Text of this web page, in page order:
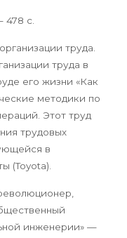
478 с.
труда.
труда в
его жизни «Как
методики по
Этот труд
трудовых
в
(Toyota).
инженерии» —